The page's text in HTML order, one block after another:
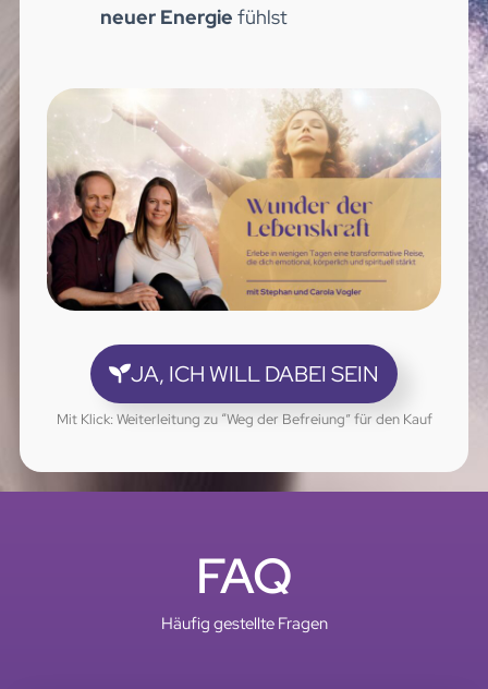
neuer Energiefühlst
JA, ICH WILL DABEI SEIN
Mit Klick: Weiterleitung zu “Weg der Befreiung” für den Kauf
FAQ
Häufig gestellte Fragen